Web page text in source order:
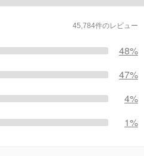
45,784件のレビュー
48%
47%
4%
1%